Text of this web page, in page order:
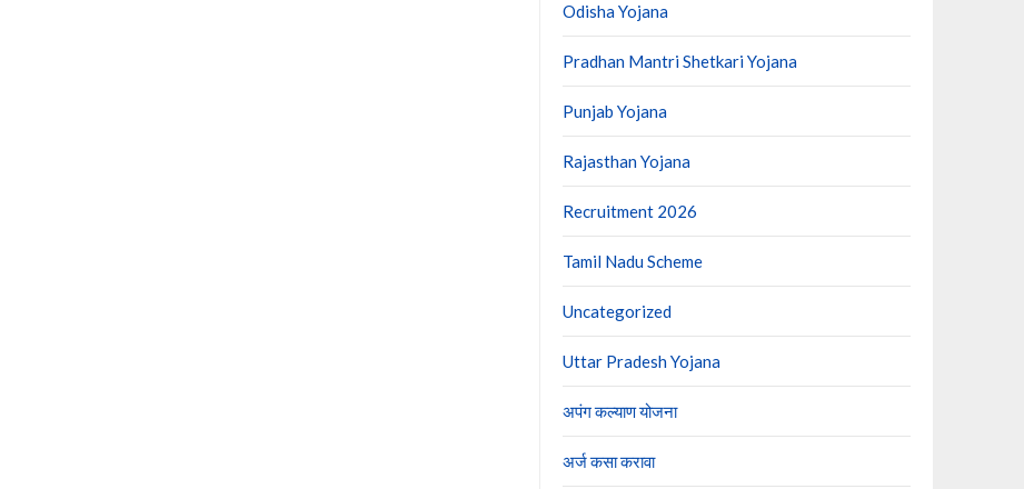
Odisha Yojana
Pradhan Mantri Shetkari Yojana
Punjab Yojana
Rajasthan Yojana
Recruitment 2026
Tamil Nadu Scheme
Uncategorized
Uttar Pradesh Yojana
अपंग कल्याण योजना
अर्ज कसा करावा